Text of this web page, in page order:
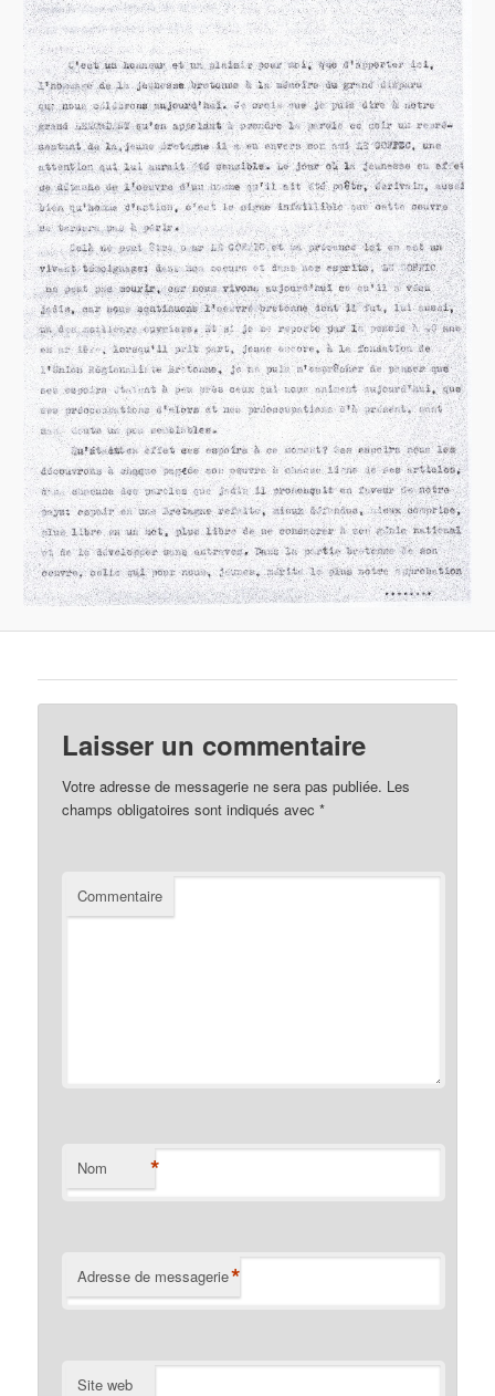
Laisser un commentaire
Votre adresse de messagerie ne sera pas publiée. Les
champs obligatoires sont indiqués avec*
Commentaire
Nom *
Adresse de messagerie*
Site web